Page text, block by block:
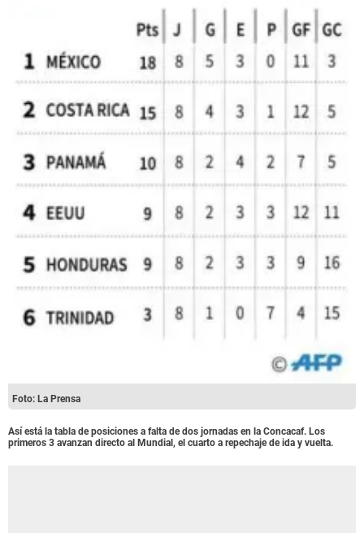
Foto: La Prensa
Así está la tabla de posiciones a falta de dos jornadas en la Concacaf. Los
primeros 3 avanzan directo al Mundial, el cuarto a repechaje de ida y vuelta.